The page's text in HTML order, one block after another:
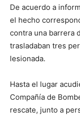
De acuerdo a
el hecho
contra una barrera
trasladaban tres
lesionada.
Hasta el lugar
Compañía de
rescate, junto a